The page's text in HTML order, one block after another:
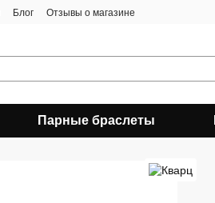
Блог Отзывы о магазине
Парные браслеты